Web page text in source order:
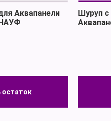
Аквапанели
остаток
Шуруп